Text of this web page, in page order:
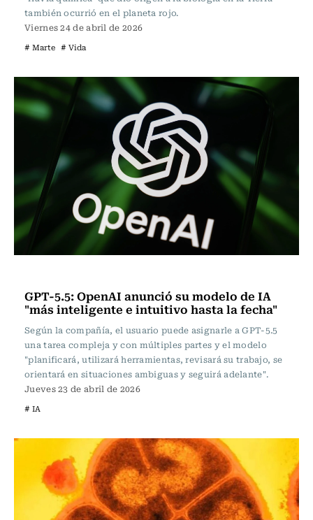
también ocurrió en el planeta rojo.
Viernes 24 de abril de 2026
# Marte # Vida
GPT-5.5: OpenAI anunció su modelo de IA
"más inteligente e intuitivo hasta la fecha"
Según la compañía, el usuario puede asignarle a GPT-5.5
una tarea compleja y con múltiples partes y el modelo
"planificará, utilizará herramientas, revisará su trabajo, se
orientará en situaciones ambiguas y seguirá adelante".
Jueves 23 de abril de 2026
# IA